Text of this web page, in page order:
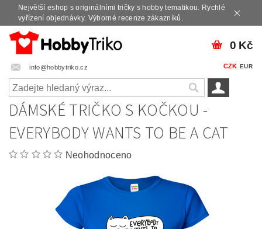
Největší eshop s originálními tričky s hobby tematikou. Rychlé
vyřízení objednávky. Výborné recenze zákazníků.
info@hobbytriko.cz CZK EUR
0 Kč
DÁMSKÉ TRIČKO S KOČKOU -
EVERYBODY WANTS TO BE A CAT
Neohodnoceno